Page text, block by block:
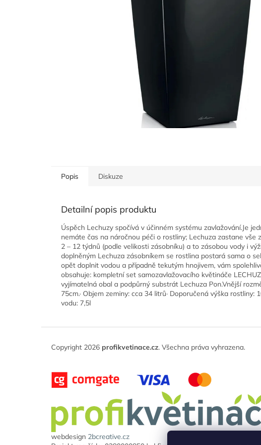
Popis Diskuze
Detailní popis produktu
Úspěch Lechuzy spočívá v účinném systému zavlažování.Je
nemáte čas na náročnou péči o rostliny; Lechuza zastane
2 – 12 týdnů (podle velikosti zásobníku) a to zásobou vody i
doplněným Lechuza zásobníkem se rostlina postará sama o
opět doplnit vodou a případně tekutým hnojivem, vám
obsahuje: kompletní set samozavlažovacího květináče
vyjímatelná obal a podpůrný substrát Lechuza Pon.Vnější
75cm.· Objem zeminy: cca 34 litrů· Doporučená výška rostliny:
vodu: 7,5l
Copyright 2026 profikvetinace.cz. Všechna práva vyhrazena.
webdesign 2bcreative.cz